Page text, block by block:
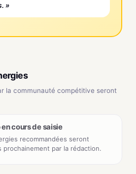
»
la communauté compétitive seront
cours de saisie
recommandées seront
prochainement par la rédaction.